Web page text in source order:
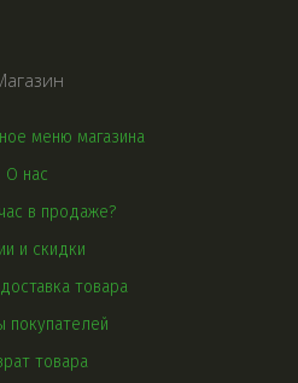
меню магазина
О нас
в продаже?
и скидки
товара
покупателей
товара